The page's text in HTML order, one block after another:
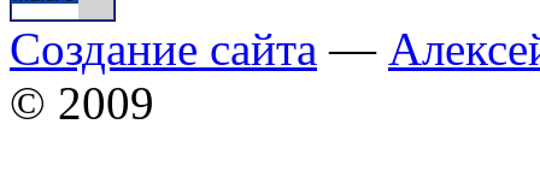
Создание сайта —
© 2009